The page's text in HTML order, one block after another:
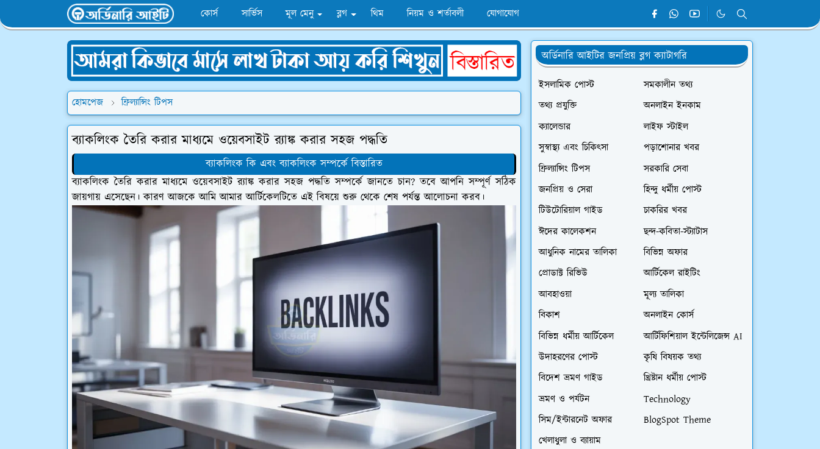
কোর্স সার্ভিস মূল মেনু ব্লগ থিম নিয়ম ও শর্তাবলী যোগাযোগ
হোমপেজ ফ্রিল্যান্সিং টিপস
ব্যাকলিংক তৈরি করার মাধ্যমে ওয়েবসাইট র‍্যাঙ্ক করার সহজ পদ্ধতি
ব্যাকলিংক কি এবং ব্যাকলিংক সম্পর্কে বিস্তারিত
ব্যাকলিংক তৈরি করার মাধ্যমে ওয়েবসাইট র‍্যাঙ্ক করার সহজ পদ্ধতি সম্পর্কে জানতে চান? তবে আপনি সম্পূর্ণ সঠিক
জায়গায় এসেছেন। কারণ আজকে আমি আমার আর্টিকেলটিতে এই বিষয়ে শুরু থেকে শেষ পর্যন্ত আলোচনা করব।
অর্ডিনারি আইটির জনপ্রিয় ব্লগ ক্যাটাগরি
ইসলামিক পোস্ট
সমকালীন তথ্য
তথ্য প্রযুক্তি
অনলাইন ইনকাম
ক্যালেন্ডার
লাইফ স্টাইল
সুস্বাস্থ্য এবং চিকিৎসা
পড়াশোনার খবর
ফ্রিল্যান্সিং টিপস
সরকারি সেবা
জনপ্রিয় ও সেরা
হিন্দু ধর্মীয় পোস্ট
টিউটোরিয়াল গাইড
চাকরির খবর
ঈদের কালেকশন
ছন্দ-কবিতা-স্ট্যাটাস
আধুনিক নামের তালিকা
বিভিন্ন অফার
প্রোডাক্ট রিভিউ
আর্টিকেল রাইটিং
আবহাওয়া
মূল্য তালিকা
বিকাশ
অনলাইন কোর্স
বিভিন্ন ধর্মীয় আর্টিকেল
আর্টিফিশিয়াল ইন্টেলিজেন্স AI
উদাহরণের পোস্ট
কৃষি বিষয়ক তথ্য
বিদেশ ভ্রমণ গাইড
খ্রিষ্টান ধর্মীয় পোস্ট
ভ্রমণ ও পর্যটন
Technology
সিম/ইন্টারনেট অফার
BlogSpot Theme
খেলাধুলা ও ব্যায়াম